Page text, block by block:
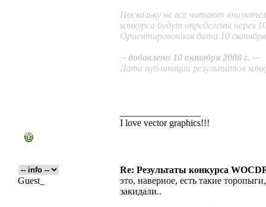
Поскольку не все читают
конкурса будут определены через
Ориентировочная дата 10
-- добавлено 10 октября 2008 г. ---
Дата публикации результатов
I love vector graphics!!!
Re: Результаты конкурса
Guest_
это, наверное, есть такие
закидали..